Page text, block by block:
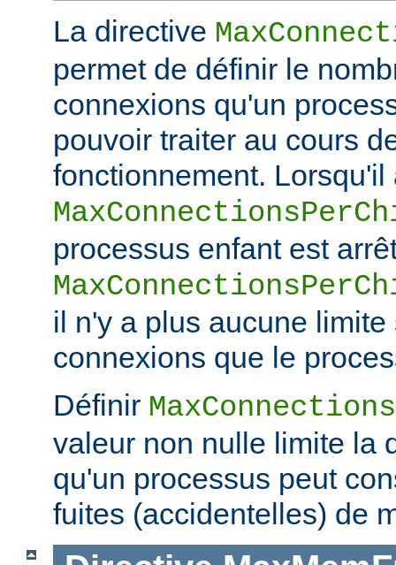
La directive
permet de définir le
connexions qu'un
pouvoir traiter au cours
fonctionnement. Lorsqu'il
processus enfant est
il n'y a plus aucune
connexions que le
Définir
valeur non nulle limite la
qu'un processus peut
fuites (accidentelles) de